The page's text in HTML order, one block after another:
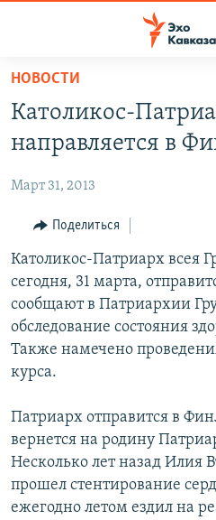
Вернуться
основному
содержанию
Вернутся
навигации
Вернутся
поиску
СУХУМИ
ЦХИНВАЛИ
ВЕСЬ КАВКАЗ
СЕВЕРНЫЙ КАВКАЗ
АРМЕНИЯ
АЗЕРБАЙДЖАН
ТЕМЫ
ПОЛИТИКА
ЭКОНОМИКА
ОБЩЕСТВО
СПОРТ
РУБРИКИ
НЕКРУГЛЫЙ СТОЛ
ГОСТЬ НЕДЕЛИ
БЛОГИ
ЧИТАЕМ ПРЕССУ
МУЛЬТИМЕДИА
ВИДЕО
АУДИО
АРХИВ РАДИОПРОГРАММЫ
Все сайты РСЕ/РС
НОВОСТИ
Католикос-
направляется в
Март 31, 2013
Поделиться
Католикос-Патриарх всея
сегодня, 31 марта,
сообщают в Патриархии
обследование состояния
Также намечено
курса.
Патриарх отправится в
вернется на родину
Несколько лет назад Илия
прошел стентирование
ежегодно летом ездил на